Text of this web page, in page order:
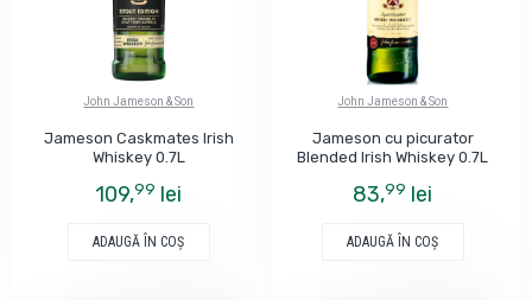
John Jameson & Son
Jameson Caskmates Irish
Whiskey 0.7L
109,99 lei
ADAUGĂ ÎN COŞ
John Jameson & Son
Jameson cu picurator
Blended Irish Whiskey 0.7L
83,99 lei
ADAUGĂ ÎN COŞ